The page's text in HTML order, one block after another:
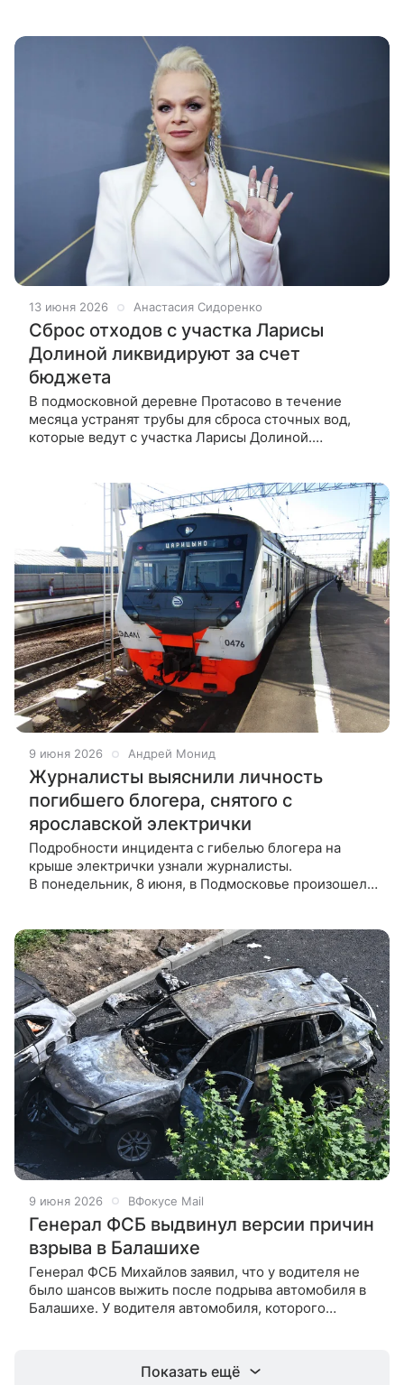
13 июня 2026 Анастасия Сидоренко
Сброс отходов с участка Ларисы
Долиной ликвидируют за счет
бюджета
В подмосковной деревне Протасово в течение
месяца устранят трубы для сброса сточных вод,
которые ведут с участка Ларисы Долиной.
9 июня 2026 Андрей Монид
Журналисты выяснили личность
погибшего блогера, снятого с
ярославской электрички
Подробности инцидента с гибелью блогера на
крыше электрички узнали журналисты.
В понедельник, 8 июня, в Подмосковье произошел
9 июня 2026 ВФокусе Mail
Генерал ФСБ выдвинул версии причин
взрыва в Балашихе
Генерал ФСБ Михайлов заявил, что у водителя не
было шансов выжить после подрыва автомобиля в
Балашихе. У водителя автомобиля, которого
Показать ещё